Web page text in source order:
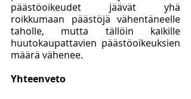
päästöoikeudet jäävät yhä
roikkumaan päästöjä vähentäneelle
taholle, mutta tällöin kaikille
huutokaupattavien päästöoikeuksien
määrä vähenee.
Yhteenveto